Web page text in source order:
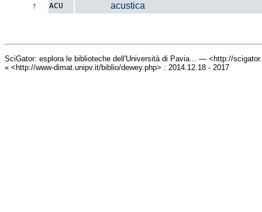
↑
ACU acustica
SciGator: esplora le biblioteche dell'Università di Pavia... — <http://
« <http://www-dimat.unipv.it/biblio/dewey.php> : 2014.12.18 - 2017